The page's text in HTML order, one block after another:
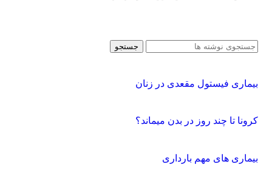
جستجو
بیماری فیستول مقعدی در زنان
کرونا تا چند روز در بدن میماند؟
بیماری های مهم بارداری